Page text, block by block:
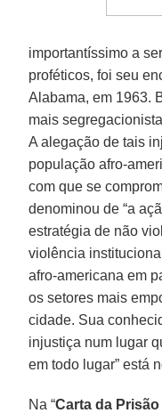
importantíssimo a
proféticos, foi seu
Alabama, em 1963.
mais
A alegação de tais
população afro-
com que se
denominou de “a
estratégia de não
violência
afro-americana em
os setores mais
cidade. Sua
injustiça num lugar
em todo lugar” está
Na “Carta da